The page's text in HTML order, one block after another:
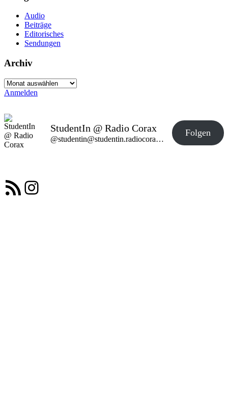
Audio
Beiträge
Editorisches
Sendungen
Archiv
Archiv
Anmelden
StudentIn @ Radio Corax
@studentin@studentin.radiocorax.de
Folgen
RSS-FeedInstagram